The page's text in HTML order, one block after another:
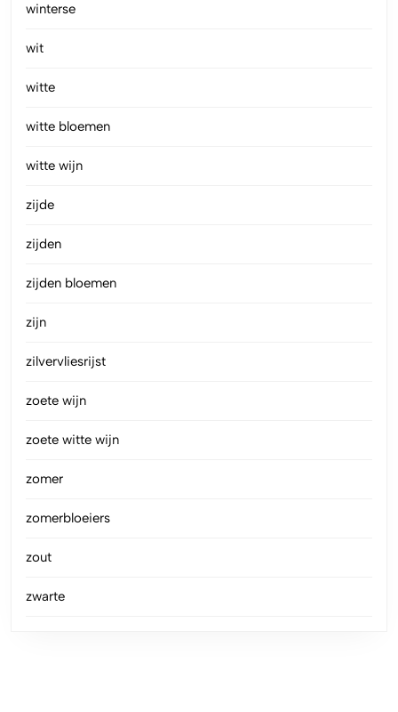
winterse
wit
witte
witte bloemen
witte wijn
zijde
zijden
zijden bloemen
zijn
zilvervliesrijst
zoete wijn
zoete witte wijn
zomer
zomerbloeiers
zout
zwarte